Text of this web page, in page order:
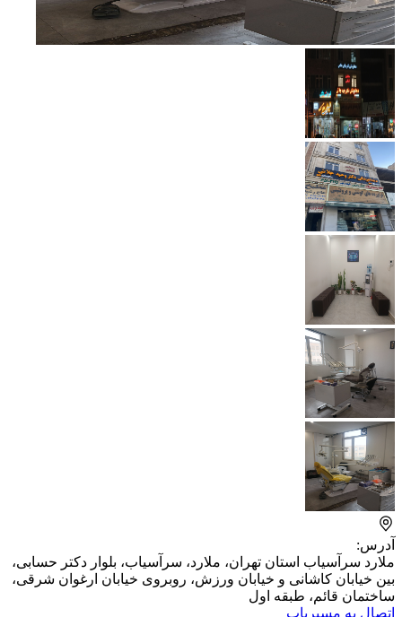
آدرس:
ملارد سرآسیاب استان تهران، ملارد، سرآسیاب، بلوار دکتر حسابی، ​
بین خیابان کاشانی و خیابان ورزش، روبروی خیابان ارغوان شرقی،
ساختمان قائم، طبقه اول
اتصال به مسیریاب